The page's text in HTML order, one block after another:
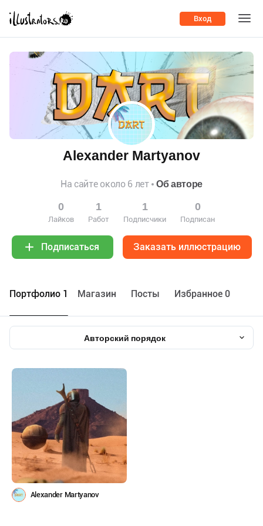
Вход
Alexander Martyanov
На сайте около 6 лет Об авторе
0
Лайков
1
Работ
1
Подписчики
0
Подписан
Подписаться Заказать иллюстрацию
Портфолио 1 Maгазин Посты Избранное 0
Авторский порядок
Alexander Martyanov